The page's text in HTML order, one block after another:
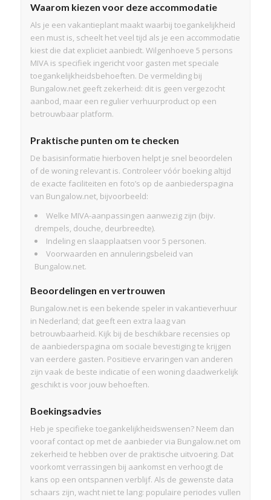
Waarom kiezen voor deze accommodatie
Als je een vakantieplant maakt waarbij toegankelijkheid
een must is, scheelt het veel tijd als je een accommodatie
kiest die dat expliciet aanbiedt. Wilgenhoeve 5 persons
MIVA is specifiek ingericht voor gasten met speciale
toegankelijkheidsbehoeften. De vermelding bij
Bungalow.net geeft zekerheid: dit is geen vergezocht
aanbod, maar een regulier verhuurproduct op een
betrouwbaar platform.
Praktische punten om te checken
De basisinformatie hierboven helpt je snel beoordelen
of de woning relevant is. Controleer vóór boeking altijd
de exacte faciliteiten en foto’s op de aanbiederspagina
van Bungalow.net, bijvoorbeeld:
Welke MIVA-aanpassingen aanwezig zijn (bijv.
drempels, douche, deurbreedte).
Indeling en slaapplaatsen voor 5 personen.
Voorwaarden en annuleringsbeleid van
Bungalow.net.
Beoordelingen en vertrouwen
Bungalow.net is een bekende speler in vakantieverhuur
in Nederland; dat geeft een extra laag van
betrouwbaarheid. Kijk bij de beschikbare recensies op
de aanbiederspagina om sociale bevestiging te krijgen
van eerdere gasten. Positieve ervaringen van anderen
zijn vaak de beste indicatie of een woning daadwerkelijk
geschikt is voor jouw behoeften.
Boekingsadvies
Heb je specifieke toegankelijkheidswensen? Neem dan
vooraf contact op met de aanbieder via Bungalow.net om
zekerheid te hebben over de praktische uitvoering. Dat
voorkomt verrassingen bij aankomst en verhoogt de
kans op een ontspannen verblijf. Als de gewenste data
schaars zijn, wacht niet te lang: populaire periodes vullen